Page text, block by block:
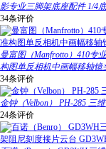
影专业三脚架底座配件 1/4
34条评价
曼富图（Manfrotto）410专
构图单反相机中画幅移轴镜
34条评价
金钟（Velbon） PH-285 三
24条评价